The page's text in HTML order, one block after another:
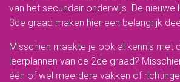
van het secundair onderwijs. De nieuwe
3de graad maken hier een belangrijk
Misschien maakte je ook al kennis met
leerplannen van de 2de graad?
één of wel meerdere vakken of